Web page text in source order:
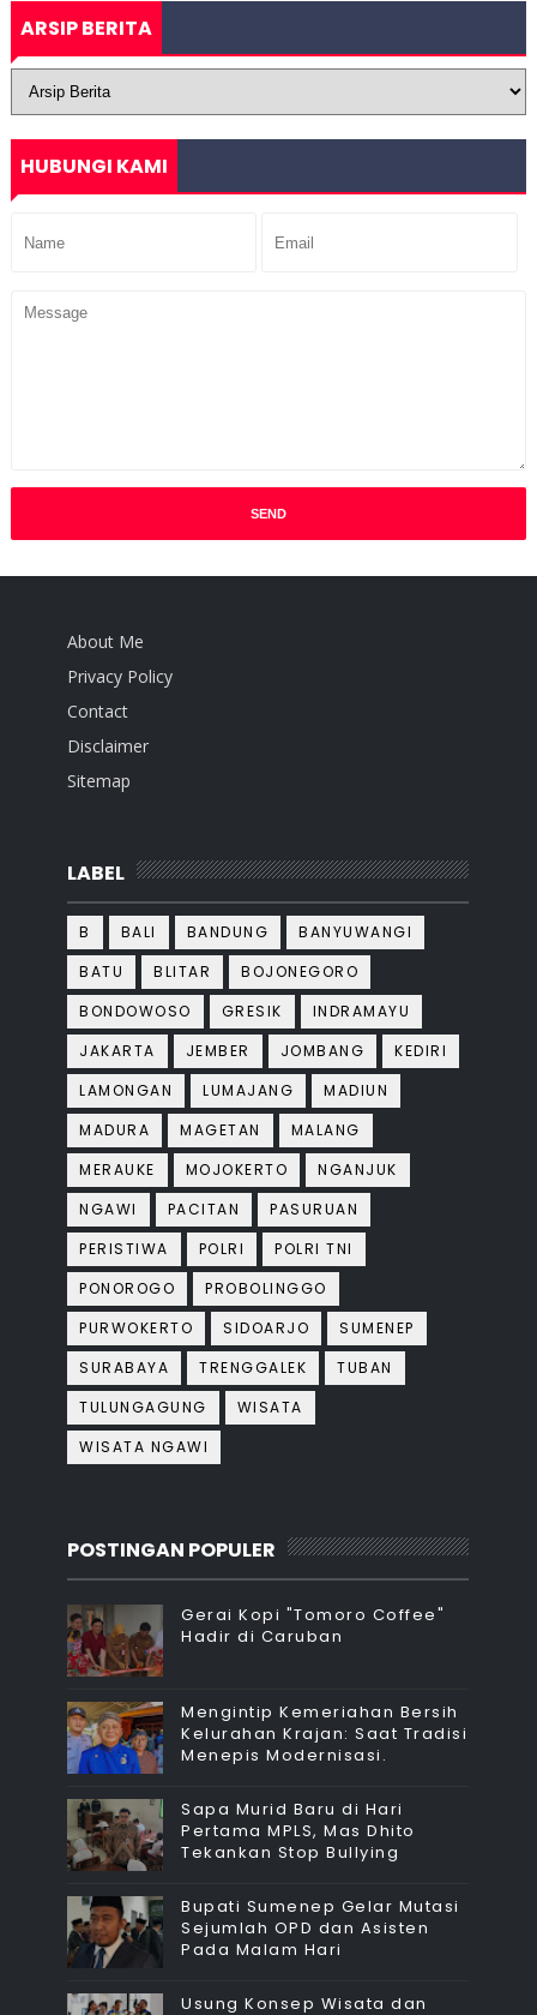
ARSIP BERITA
HUBUNGI KAMI
About Me
Privacy Policy
Contact
Disclaimer
Sitemap
LABEL
B BALI BANDUNG
BANYUWANGI
BATU
BLITAR
BOJONEGORO
BONDOWOSO
GRESIK
INDRAMAYU
JAKARTA
JEMBER JOMBANG
KEDIRI
LAMONGAN
LUMAJANG
MADIUN
MADURA
MAGETAN
MALANG
MERAUKE
MOJOKERTO
NGANJUK
NGAWI
PACITAN
PASURUAN
PERISTIWA
POLRI
POLRI TNI
PONOROGO
PROBOLINGGO
PURWOKERTO
SIDOARJO
SUMENEP
SURABAYA
TRENGGALEK
TUBAN
TULUNGAGUNG
WISATA
WISATA NGAWI
POSTINGAN POPULER
Gerai Kopi "Tomoro Coffee"
Hadir di Caruban
Mengintip Kemeriahan Bersih
Kelurahan Krajan: Saat Tradisi
Menepis Modernisasi.
Sapa Murid Baru di Hari
Pertama MPLS, Mas Dhito
Tekankan Stop Bullying
Bupati Sumenep Gelar Mutasi
Sejumlah OPD dan Asisten
Pada Malam Hari
Usung Konsep Wisata dan